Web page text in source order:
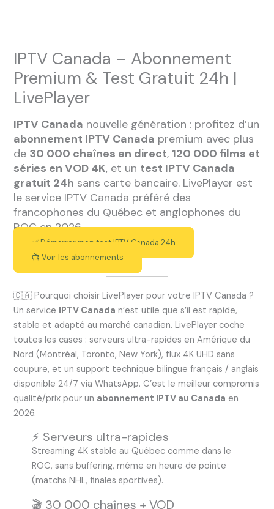
IPTV Canada – Abonnement
Premium & Test Gratuit 24h |
LivePlayer
IPTV Canada nouvelle génération : profitez d’un
abonnement IPTV Canada premium avec plus
de 30 000 chaînes en direct, 120 000 films et
séries en VOD 4K, et un test IPTV Canada
gratuit 24h sans carte bancaire. LivePlayer est
le service IPTV Canada préféré des
francophones du Québec et anglophones du
ROC en 2026.
✅ Démarrer mon test IPTV Canada 24h
📺 Voir les abonnements
🇨🇦 Pourquoi choisir LivePlayer pour votre IPTV Canada ?
Un service IPTV Canada n’est utile que s’il est rapide,
stable et adapté au marché canadien. LivePlayer coche
toutes les cases : serveurs ultra-rapides en Amérique du
Nord (Montréal, Toronto, New York), flux 4K UHD sans
coupure, et un support technique bilingue français / anglais
disponible 24/7 via WhatsApp. C’est le meilleur compromis
qualité/prix pour un abonnement IPTV au Canada en
2026.
⚡ Serveurs ultra-rapides
Streaming 4K stable au Québec comme dans le
ROC, sans buffering, même en heure de pointe
(matchs NHL, finales sportives).
🎬 30 000 chaînes + VOD